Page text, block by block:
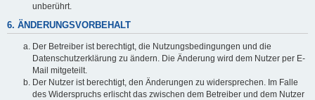
unberührt.
6. ÄNDERUNGSVORBEHALT
Der Betreiber ist berechtigt, die Nutzungsbedingungen und die
Datenschutzerklärung zu ändern. Die Änderung wird dem Nutzer per E-
Mail mitgeteilt.
Der Nutzer ist berechtigt, den Änderungen zu widersprechen. Im Falle
des Widerspruchs erlischt das zwischen dem Betreiber und dem Nutzer